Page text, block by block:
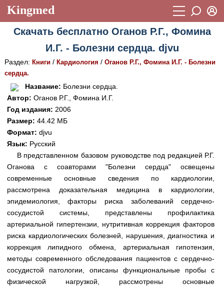
Kingmed
Учебный материал
Видеогалерея 899
Фотогалерея
Истории болезней
Лекции и презентации
Аккредитационные тесты
Методические рекомендации
Научно-популярное
Статьи
(244)
Медицинская стандартизация
Нормативы экстренной и неотложной помощи
Нормы лабораторных и инструментальных
исследований
Пароль
Восстановить пароль
Регистрация
Скачать бесплатно Оганов Р.Г., Фомина
И.Г. - Болезни сердца. djvu
Раздел: Книги/ Кардиология / Оганов Р.Г., Фомина И.Г. - Болезни
сердца.
Название: Болезни сердца.
Автор: Оганов Р.Г., Фомина И.Г.
Год издания: 2006
Размер: 44.42 МБ
Формат: djvu
Язык: Русский
В представленном базовом руководстве под редакцией Р.Г.
Оганова с соавторами "Болезни сердца" освещены
современные основные сведения по кардиологии,
рассмотрена доказательная медицина в кардиологии,
эпидемиология, факторы риска заболеваний сердечно-
сосудистой системы, представлены профилактика
артериальной гипертензии, нутритивная коррекция факторов
риска кардиологических болезней, нарушения, диагностика и
коррекция липидного обмена, артериальная гипотензия,
методы современного обследования пациентов с сердечно-
сосудистой патологии, описаны функциональные пробы с
физической нагрузкой, рассмотрены основные